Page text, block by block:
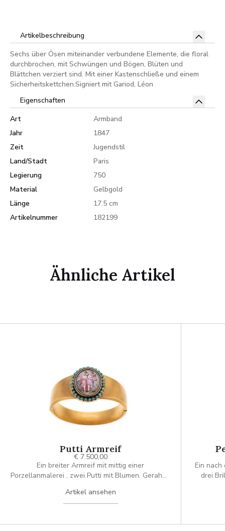
Artikelbeschreibung
Sechs über Ösen miteinander verbundene Elemente, die floral
durchbrochen, mit Schwüngen und Bögen, Blüten und
Blättchen verziert sind. Mit einer Kastenschließe und einem
Sicherheitskettchen.Signiert mit Gariod, Léon
Eigenschaften
Art
Armband
Jahr
1847
Zeit
Jugendstil
Land/Stadt
Paris
Legierung
750
Material
Gelbgold
Länge
17.5 cm
Artikelnummer
182199
Ähnliche Artikel
Putti Armreif
€ 7.500,00
Ein breiter Armreif mit mittig einer
Porzellanmalerei , zwei Putti mit Blumen. Gerahmt
Türkisen
Artikel ansehen
Ein
drei